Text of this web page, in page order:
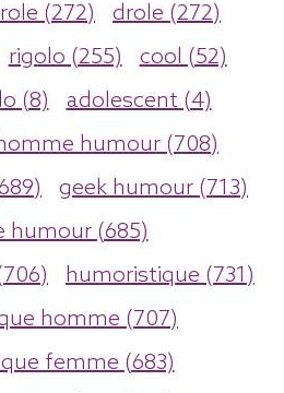
(272)
drole (272)
rigolo (255)
cool (52)
(8)
adolescent (4)
humour (708)
geek humour (713)
humour (685)
humoristique (731)
homme (707)
femme (683)